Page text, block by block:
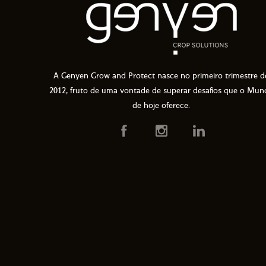
A Genyen Grow and Protect nasce no primeiro trimestre
2012, fruto de uma vontade de superar desafios que o
de hoje oferece.